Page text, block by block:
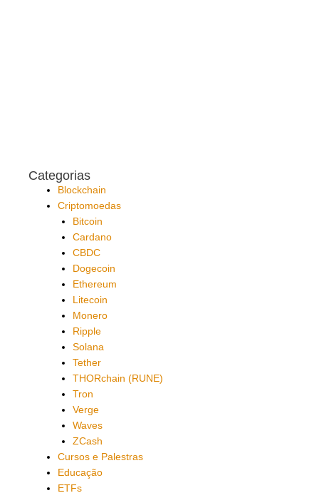
Categorias
Blockchain
Criptomoedas
Bitcoin
Cardano
CBDC
Dogecoin
Ethereum
Litecoin
Monero
Ripple
Solana
Tether
THORchain (RUNE)
Tron
Verge
Waves
ZCash
Cursos e Palestras
Educação
ETFs